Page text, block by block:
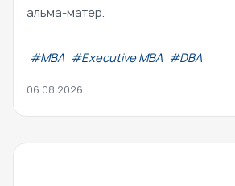
альма-матер.
#МВА #Executive MBA #DBA
06.08.2026